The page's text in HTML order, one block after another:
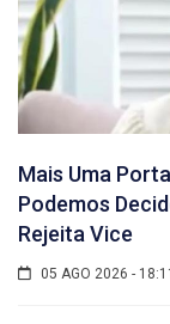
Mais Uma
Podemos
Rejeita Vice
05 AGO 2026 -